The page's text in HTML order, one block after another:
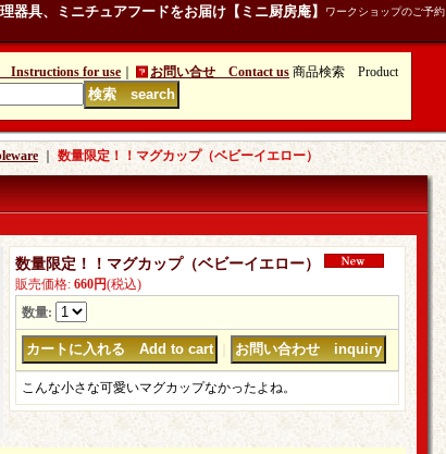
具、ミニチュアフードをお届け【ミニ厨房庵】
ワークショップのご予約
Instructions for use お問い合せ Contact us 商品検索 Product
数量限定！！マグカップ（ベビーイエロー）
数量限定！！マグカップ（ベビーイエロー）
販売価格: 660円(税込)
数量:
こんな小さな可愛いマグカップなかったよね。